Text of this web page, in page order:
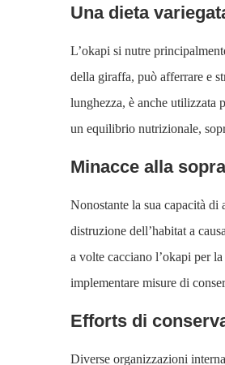
Una dieta
L’okapi si nutre
della giraffa, può afferrare e
lunghezza, è anche utilizzata
un equilibrio nutrizionale,
Minacce alla
Nonostante la sua capacità
distruzione dell’habitat a
a volte cacciano l’okapi per
implementare misure di
Efforts di
Diverse organizzazioni